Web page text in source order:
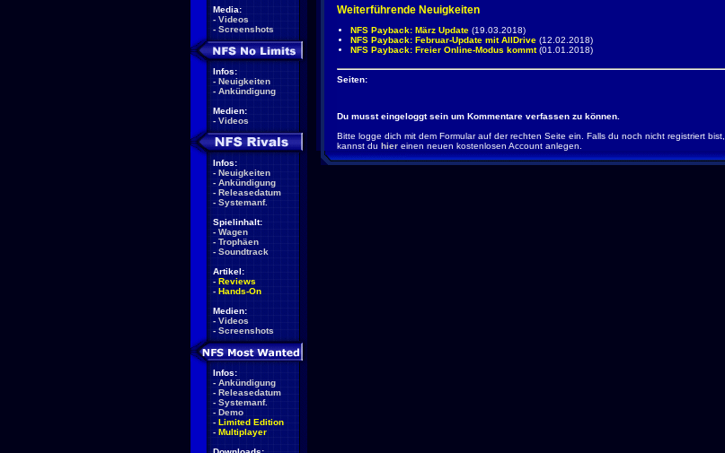
Media:
- Videos
- Screenshots
Infos:
- Neuigkeiten
- Ankündigung
Medien:
- Videos
Infos:
- Neuigkeiten
- Ankündigung
- Releasedatum
- Systemanf.
Spielinhalt:
- Wagen
- Trophäen
- Soundtrack
Artikel:
- Reviews
- Hands-On
Medien:
- Videos
- Screenshots
Infos:
- Ankündigung
- Releasedatum
- Systemanf.
- Demo
- Limited Edition
- Multiplayer
Weiterführende Neuigkeiten
NFS Payback: März Update (19.03.2018)
NFS Payback: Februar-Update mit AllDrive (12.02.2018)
NFS Payback: Freier Online-Modus kommt(01.01.2018)
Seiten:
Du musst eingeloggt sein um Kommentare verfassen zu können.
Bitte logge dich mit dem Formular auf der rechten Seite ein. Falls du noch nicht registriert bist,
kannst du hier einen neuen kostenlosen Account anlegen.